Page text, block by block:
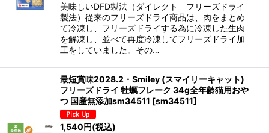
美味しいDFD製法（ダイレクト フリーズドライ
製法）従来のフリーズドライ商品は、肉をまとめ
て冷凍し、フリーズドライする為に冷凍した生肉
を解凍し、並べて再度冷凍してフリーズドライ加
工をしていました。その…
最短賞味2028.2・Smiley (スマイリーキャット)
フリーズドライ 牡蠣フレーク 34g全年齢猫用おや
つ 国産無添加sm34511 [sm34511]
1,540円(税込)